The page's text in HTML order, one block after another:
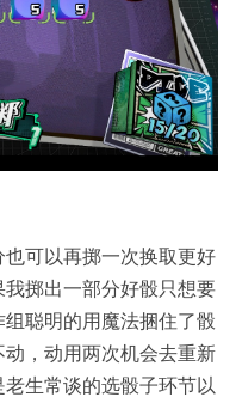
可以再掷一次换取更好
掷出一部分好骰只想要
聪明的用魔法捆住了骰
，动用两次机会去重新
生常谈的选骰子环节以